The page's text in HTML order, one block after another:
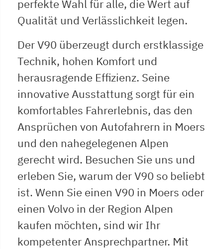
perfekte Wahl für alle, die Wert auf
Qualität und Verlässlichkeit legen.
Der V90 überzeugt durch erstklassige
Technik, hohen Komfort und
herausragende Effizienz. Seine
innovative Ausstattung sorgt für ein
komfortables Fahrerlebnis, das den
Ansprüchen von Autofahrern in Moers
und den nahegelegenen Alpen
gerecht wird. Besuchen Sie uns und
erleben Sie, warum der V90 so beliebt
ist. Wenn Sie einen V90 in Moers oder
einen Volvo in der Region Alpen
kaufen möchten, sind wir Ihr
kompetenter Ansprechpartner. Mit